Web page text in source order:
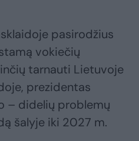
pasirodžius
vokiečių
tarnauti Lietuvoje
prezidentas
– didelių problemų
šalyje iki 2027 m.